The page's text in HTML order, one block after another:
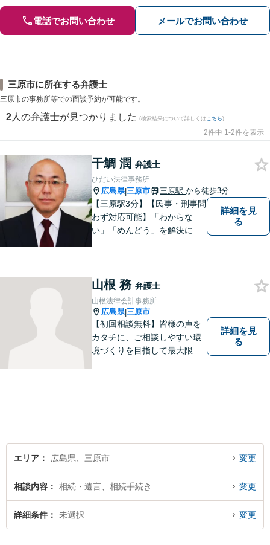
電話でお問い合わせ メールでお問い合わせ
三原市に所在する弁護士
三原市の事務所等での面談予約が可能です。
2 人の弁護士が見つかりました (検索結果について詳しくは こちら)
2件中 1-2件を表示
干鯛 潤 弁護士
ひだい法律事務所
広島県|三原市 三原駅 から徒歩3分
【三原駅3分】【民事・刑事問
わず対応可能】「わからな
い」「めんどう」を解決に導
動がモットー。身近な頼れる
弁護士として依頼者さまにし
っかりと寄り添います。
詳細を見
る
山根 務 弁護士
山根法律会計事務所
広島県|三原市
【初回相談無料】皆様の声を
カタチに、ご相談しやすい環
境づくりを目指して最大限努
詳細を見
る
エリア 広島県、三原市 変更
相談内容 相続・遺言、相続手続き 変更
詳細条件 未選択 変更